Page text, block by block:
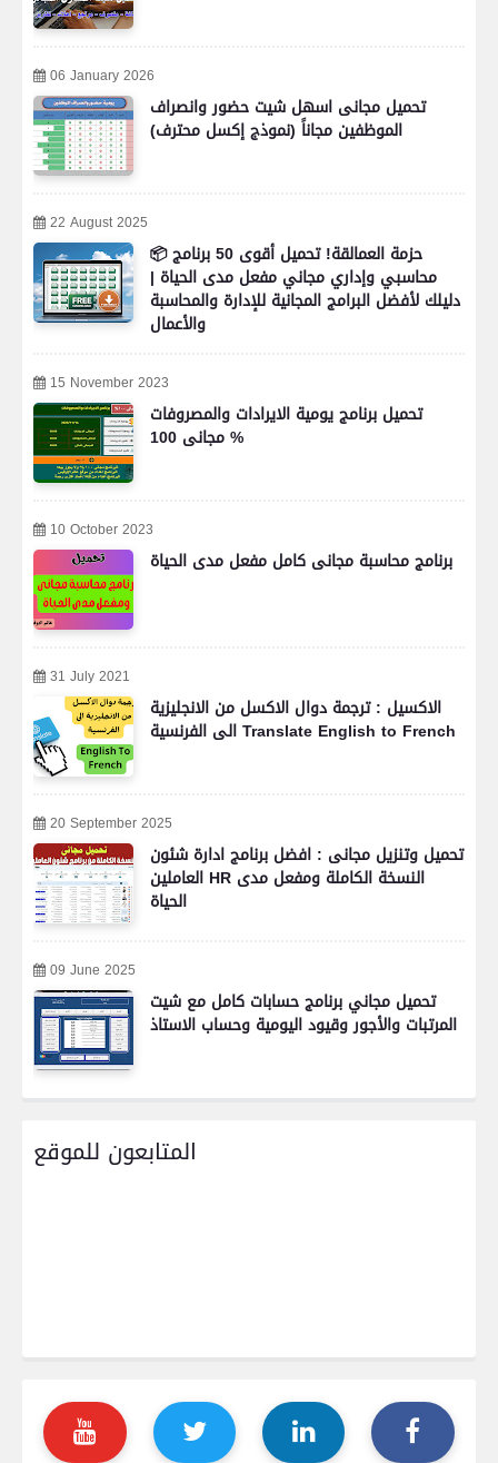
06 January 2026
تحميل مجانى اسهل شيت حضور وانصراف
الموظفين مجاناً (نموذج إكسل محترف)
22 August 2025
📦 حزمة العمالقة! تحميل أقوى 50 برنامج
محاسبي وإداري مجاني مفعل مدى الحياة |
دليلك لأفضل البرامج المجانية للإدارة والمحاسبة
والأعمال
15 November 2023
تحميل برنامج يومية الايرادات والمصروفات
مجانى 100 %
10 October 2023
برنامج محاسبة مجانى كامل مفعل مدى الحياة
31 July 2021
الاكسيل : ترجمة دوال الاكسل من الانجليزية
الى الفرنسية Translate English to French
20 September 2025
تحميل وتنزيل مجانى : افضل برنامج ادارة شئون
العاملين HR النسخة الكاملة ومفعل مدى
الحياة
09 June 2025
تحميل مجاني برنامج حسابات كامل مع شيت
المرتبات والأجور وقيود اليومية وحساب الاستاذ
المتابعون للموقع